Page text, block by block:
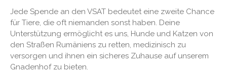
Jede Spende an den VSAT bedeutet eine zweite Chance
für Tiere, die oft niemanden sonst haben. Deine
Unterstützung ermöglicht es uns, Hunde und Katzen von
den Straßen Rumäniens zu retten, medizinisch zu
versorgen und ihnen ein sicheres Zuhause auf unserem
Gnadenhof zu bieten.